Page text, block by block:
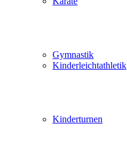
Gymnastik
Kinderleichtathletik
Kinderturnen